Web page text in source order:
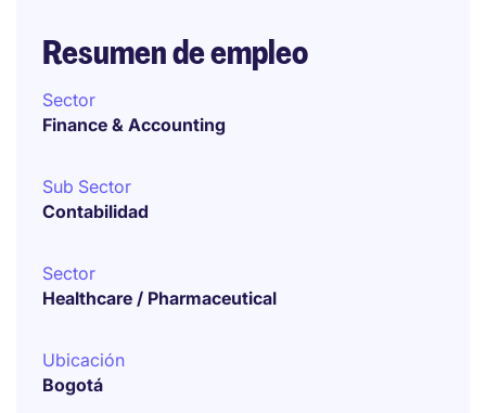
Resumen de empleo
Sector
Finance & Accounting
Sub Sector
Contabilidad
Sector
Healthcare / Pharmaceutical
Ubicación
Bogotá